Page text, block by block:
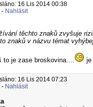
16 Lis 2014 00:38
- Nahlásit
těchto znaků zvyšuje
znaků v názvu témat
to je zase broskovina.... je
16 Lis 2014 07:23
- Nahlásit